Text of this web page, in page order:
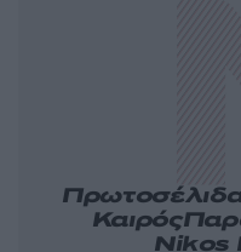
Καιρός
Nikos